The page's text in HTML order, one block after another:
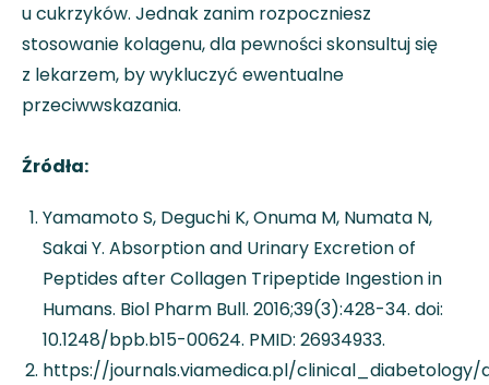
u cukrzyków. Jednak zanim rozpoczniesz
stosowanie kolagenu, dla pewności skonsultuj się
z lekarzem, by wykluczyć ewentualne
przeciwwskazania.
Źródła:
Yamamoto S, Deguchi K, Onuma M, Numata N,
Sakai Y. Absorption and Urinary Excretion of
Peptides after Collagen Tripeptide Ingestion in
Humans. Biol Pharm Bull. 2016;39(3):428-34. doi:
10.1248/bpb.b15-00624. PMID: 26934933.
https://journals.viamedica.pl/clinical_diabetology/